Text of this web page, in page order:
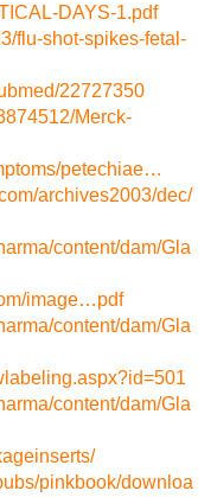
DAYS-1.pdf
flu-shot-spikes-fetal-
22727350
Merck-
petechiae…
archives2003/dec/
content/dam/Gla
image…pdf
content/dam/Gla
content/dam/Gla
pinkbook/downloa